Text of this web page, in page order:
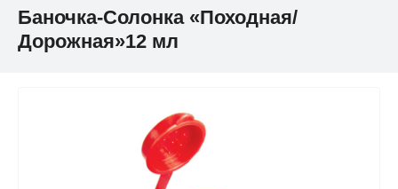
Баночка-Солонка «Походная/
Дорожная»12 мл